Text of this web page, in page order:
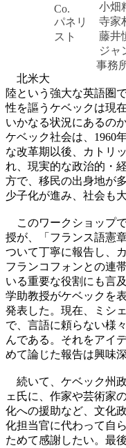
Co.
パネリ
スト
小畑
寺家
藤井
ジャ
事務
北米大
陸という強大な英語圏
性を謳うケベックは現
いかなる状況にあるの
ケベック社会は、1960
な改革期以後、カトリ
れ、現実的な政治的・
方で、移民の出身地が
少子化が進み、社会も
このワークショップ
授が、「フランス語憲
ついて丁寧に報告し、
フランコフォンとの連
いる重要な役割にも言
学助教授がケベックを
発表した。現在、ミシ
で、言語に頼らない様
んである。それをアイ
めて論じた報告は興味
続いて、ケベック州
ェ氏に、作家や芸術家
化への援助など、文化
化担当官に代わって自
ためて感謝したい。最